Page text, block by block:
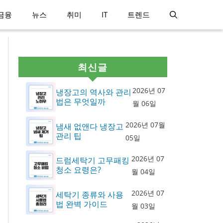
융 뉴스 취미 IT 트렌드
최신글
냉장고의 역사와 관리
법은 무엇일까
2026년 07
월 06일
냄새 없앤다 냉장고
관리 팁
2026년 07월
05일
드럼세탁기 고무패킹
청소 요령은?
2026년 07
월 04일
세탁기 종류와 사용
법 완벽 가이드
2026년 07
월 03일